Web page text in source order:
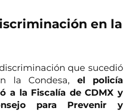
en la
que sucedió
la Condesa, el policía
a la Fiscalía de CDMX y
para Prevenir y